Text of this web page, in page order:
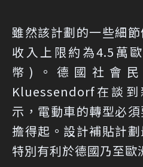
雖然該計劃的一些細
收入上限約為4.5萬
幣)。德國社會
Kluessendorf在談
示，電動車的轉型必
擔得起。設計補貼計
特別有利於德國乃至歐